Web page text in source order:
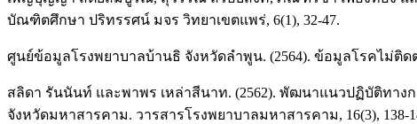
บัณฑิตศึกษา ปริทรรศน์ มจร วิทยาเขตแพร่, 6(1), 32-47.
ศูนย์ข้อมูลโรงพยาบาลบ้านธิ จังหวัดลำพูน. (2564). ข้อมูลโรคไม่ติด
สลิดา รันนันท์ และพาพร เหล่าสีนาท. (2562). พัฒนาแนวปฏิบัติทาง
จังหวัดมหาสารคาม. วารสารโรงพยาบาลมหาสารคาม, 16(3), 138-